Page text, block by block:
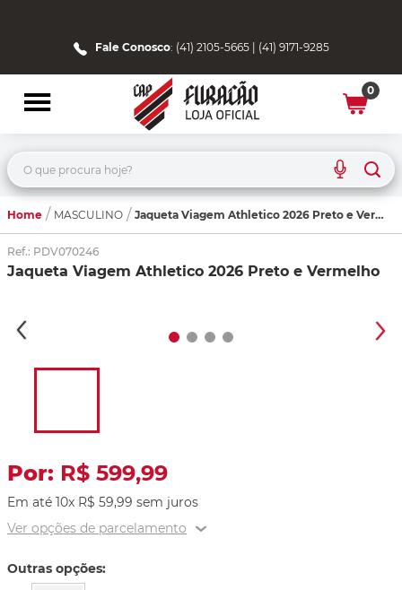
Fale Conosco: (41) 2105-5665 | (41) 9171-9285
0
O que procura hoje?
Home MASCULINO Jaqueta Viagem Athletico 2026 Preto e Vermelho
Ref.: PDV070246
Jaqueta Viagem Athletico 2026 Preto e Vermelho
R$ 599,99
Em até 10x R$ 59,99 sem juros
Ver opções de parcelamento
Outras opções: